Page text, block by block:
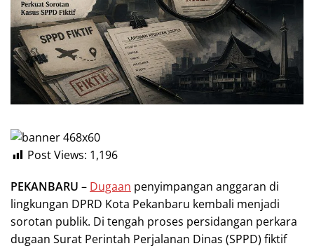
Post Views: 1,196
PEKANBARU – Dugaan penyimpangan anggaran di
lingkungan DPRD Kota Pekanbaru kembali menjadi
sorotan publik. Di tengah proses persidangan perkara
dugaan Surat Perintah Perjalanan Dinas (SPPD) fiktif